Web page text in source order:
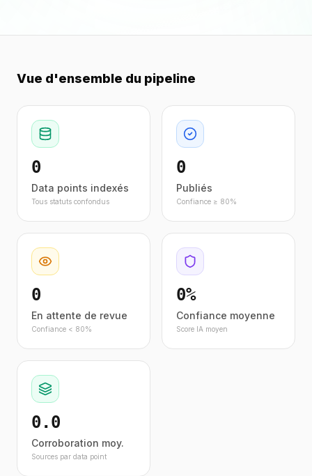
Vue d'ensemble du pipeline
0
Data points indexés
Tous statuts confondus
0
Publiés
Confiance ≥ 80%
0
En attente de revue
Confiance < 80%
0%
Confiance moyenne
Score IA moyen
0.0
Corroboration moy.
Sources par data point